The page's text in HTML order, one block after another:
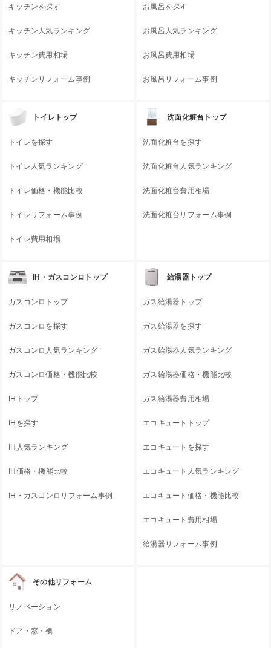
キッチンを探す
キッチン人気ランキング
キッチン費用相場
キッチンリフォーム事例
お風呂を探す
お風呂人気ランキング
お風呂費用相場
お風呂リフォーム事例
トイレトップ
トイレを探す
トイレ人気ランキング
トイレ価格・機能比較
トイレリフォーム事例
トイレ費用相場
洗面化粧台トップ
洗面化粧台を探す
洗面化粧台人気ランキング
洗面化粧台費用相場
洗面化粧台リフォーム事例
IH・ガスコンロトップ
ガスコンロトップ
ガスコンロを探す
ガスコンロ人気ランキング
ガスコンロ価格・機能比較
IHトップ
IHを探す
IH人気ランキング
IH価格・機能比較
IH・ガスコンロリフォーム事例
給湯器トップ
ガス給湯器トップ
ガス給湯器を探す
ガス給湯器人気ランキング
ガス給湯器価格・機能比較
ガス給湯器費用相場
エコキュートトップ
エコキュートを探す
エコキュート人気ランキング
エコキュート価格・機能比較
エコキュート費用相場
給湯器リフォーム事例
その他リフォーム
リノベーション
ドア・窓・襖